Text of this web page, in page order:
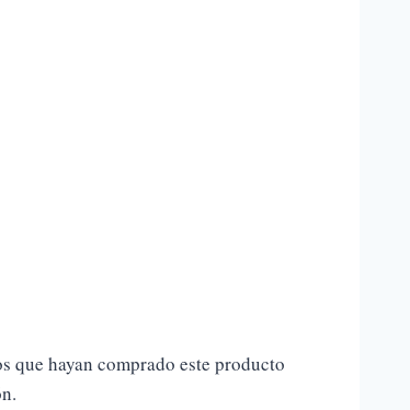
que hayan comprado este producto